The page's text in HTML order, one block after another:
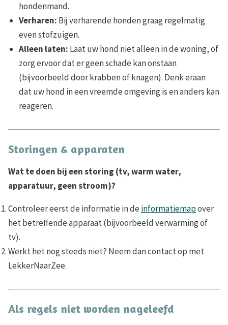
hondenmand.
Verharen: Bij verharende honden graag regelmatig
even stofzuigen.
Alleen laten: Laat uw hond niet alleen in de woning, of
zorg ervoor dat er geen schade kan onstaan
(bijvoorbeeld door krabben of knagen). Denk eraan
dat uw hond in een vreemde omgeving is en anders kan
reageren.
Storingen & apparaten
Wat te doen bij een storing (tv, warm water,
apparatuur, geen stroom)?
Controleer eerst de informatie in de informatiemapover
het betreffende apparaat (bijvoorbeeld verwarming of
tv).
Werkt het nog steeds niet? Neem dan contact op met
LekkerNaarZee.
Als regels niet worden nageleefd